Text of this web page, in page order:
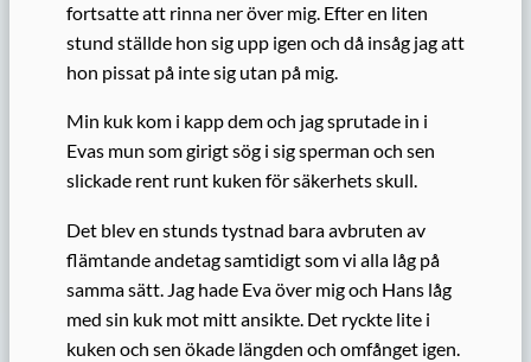
fortsatte att rinna ner över mig. Efter en liten
stund ställde hon sig upp igen och då insåg jag att
hon pissat på inte sig utan på mig.
Min kuk kom i kapp dem och jag sprutade in i
Evas mun som girigt sög i sig sperman och sen
slickade rent runt kuken för säkerhets skull.
Det blev en stunds tystnad bara avbruten av
flämtande andetag samtidigt som vi alla låg på
samma sätt. Jag hade Eva över mig och Hans låg
med sin kuk mot mitt ansikte. Det ryckte lite i
kuken och sen ökade längden och omfånget igen.